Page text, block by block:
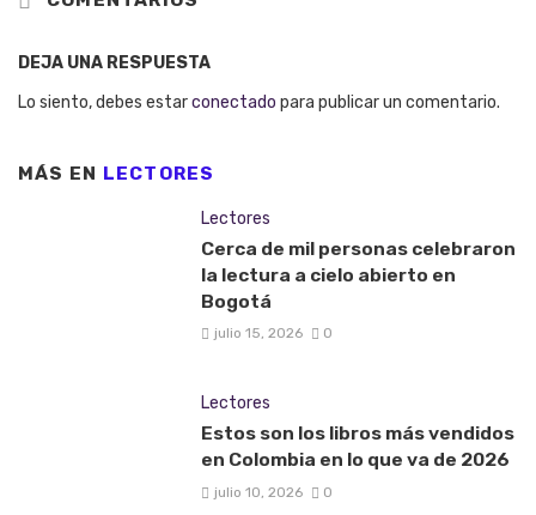
DEJA UNA RESPUESTA
Lo siento, debes estarconectado para publicar un comentario.
MÁS EN LECTORES
Lectores
Cerca de mil personas celebraron
la lectura a cielo abierto en
Bogotá
julio 15, 2026 0
Lectores
Estos son los libros más vendidos
en Colombia en lo que va de 2026
julio 10, 2026 0